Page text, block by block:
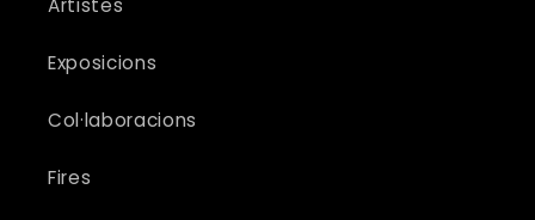
Artistes
Exposicions
Col·laboracions
Fires